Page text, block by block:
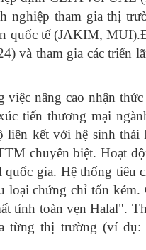
nghiệp tham gia thị
quốc tế (JAKIM,
và tham gia các triển
nâng cao nhận
tiến thương mại
kết với hệ sinh thái
chuyên biệt. Hoạt
gia. Hệ thống tiêu
chứng chỉ tốn kém.
tính toàn vẹn Halal".
từng thị trường (ví